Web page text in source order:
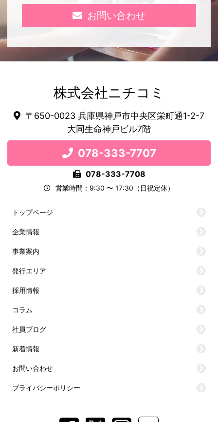
お問い合わせ
株式会社ニチコミ
〒650-0023 兵庫県神戸市中央区栄町通1-2-7
大同生命神戸ビル7階
078-333-7707
078-333-7708
営業時間：9:30 〜 17:30（日祝定休）
トップページ
企業情報
事業案内
発行エリア
採用情報
コラム
社員ブログ
新着情報
お問い合わせ
プライバシーポリシー